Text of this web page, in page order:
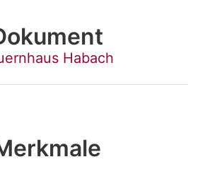
Habach